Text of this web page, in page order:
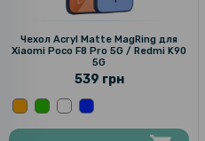
Чехол Acryl Matte MagRing для
Xiaomi Poco F8 Pro 5G / Redmi K90
5G
539 грн